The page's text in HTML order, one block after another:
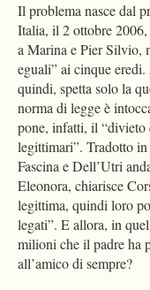
Il problema nasce dal
Italia, il 2 ottobre
a Marina e Pier Silvio,
eguali” ai cinque
quindi, spetta solo la
norma di legge è
pone, infatti, il “divieto
legittimari”. Tradotto
Fascina e Dell’Utri
Eleonora, chiarisce
legittima, quindi loro
legati”. E allora, in
milioni che il padre ha
all’amico di sempre?